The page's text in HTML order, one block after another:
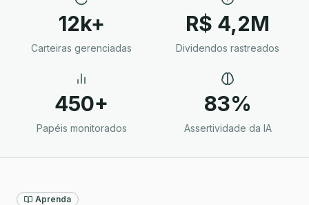
12k+
Carteiras gerenciadas
R$ 4,2M
Dividendos rastreados
450+
Papéis monitorados
83%
Assertividade da IA
Aprenda